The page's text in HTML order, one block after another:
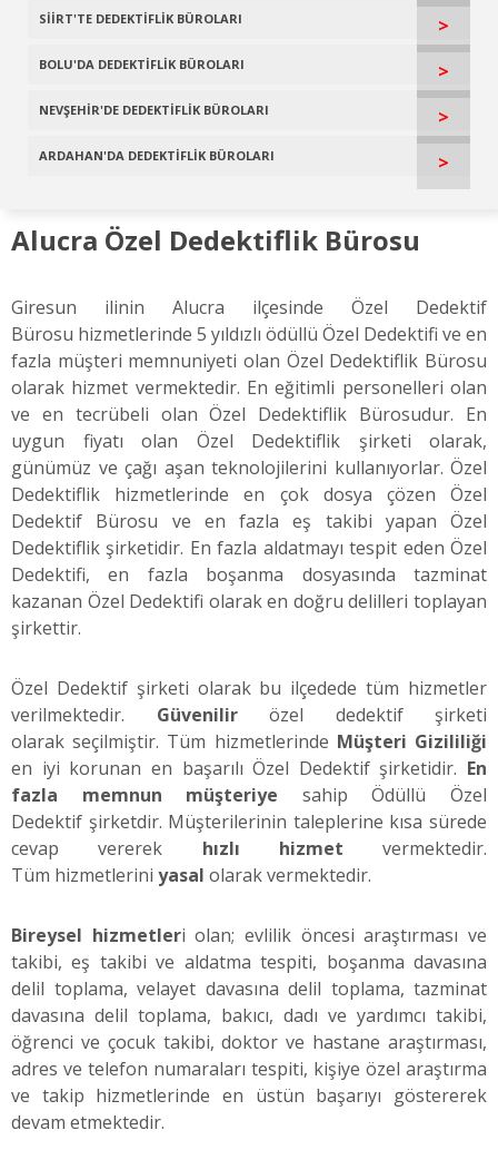
SİİRT'TE DEDEKTİFLİK BÜROLARI >
BOLU'DA DEDEKTİFLİK BÜROLARI >
NEVŞEHİR'DE DEDEKTİFLİK BÜROLARI >
ARDAHAN'DA DEDEKTİFLİK BÜROLARI >
Alucra Özel Dedektiflik Bürosu
Giresun ilinin Alucra ilçesinde Özel Dedektif
Bürosu hizmetlerinde 5 yıldızlı ödüllü Özel Dedektifi ve en
fazla müşteri memnuniyeti olan Özel Dedektiflik Bürosu
olarak hizmet vermektedir. En eğitimli personelleri olan
ve en tecrübeli olan Özel Dedektiflik Bürosudur. En
uygun fiyatı olan Özel Dedektiflik şirketi olarak,
günümüz ve çağı aşan teknolojilerini kullanıyorlar. Özel
Dedektiflik hizmetlerinde en çok dosya çözen Özel
Dedektif Bürosu ve en fazla eş takibi yapan Özel
Dedektiflik şirketidir. En fazla aldatmayı tespit eden Özel
Dedektifi, en fazla boşanma dosyasında tazminat
kazanan Özel Dedektifi olarak en doğru delilleri toplayan
şirkettir.
Özel Dedektif şirketi olarak bu ilçedede tüm hizmetler
verilmektedir. Güvenilirözel dedektif şirketi
olarak seçilmiştir. Tüm hizmetlerinde Müşteri Gizililiği
en iyi korunan en başarılı Özel Dedektif şirketidir. En
fazla memnun müşteriye sahip Ödüllü Özel
Dedektif şirketdir. Müşterilerinin taleplerine kısa sürede
cevap vererek hızlı hizmet vermektedir.
Tüm hizmetlerini yasal olarak vermektedir.
Bireysel hizmetleri olan; evlilik öncesi araştırması ve
takibi, eş takibi ve aldatma tespiti, boşanma davasına
delil toplama, velayet davasına delil toplama, tazminat
davasına delil toplama, bakıcı, dadı ve yardımcı takibi,
öğrenci ve çocuk takibi, doktor ve hastane araştırması,
adres ve telefon numaraları tespiti, kişiye özel araştırma
ve takip hizmetlerinde en üstün başarıyı göstererek
devam etmektedir.